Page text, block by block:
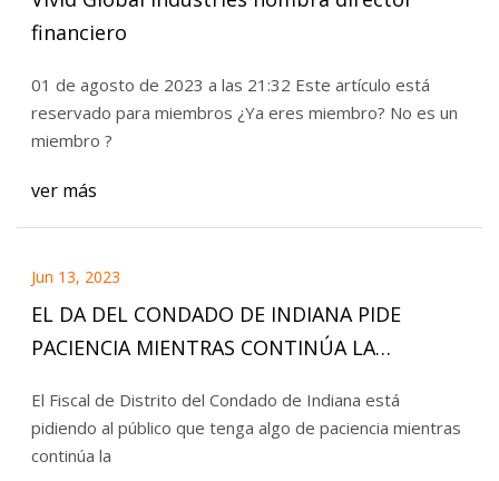
financiero
01 de agosto de 2023 a las 21:32 Este artículo está
reservado para miembros ¿Ya eres miembro? No es un
miembro ?
ver más
Jun 13, 2023
EL DA DEL CONDADO DE INDIANA PIDE
PACIENCIA MIENTRAS CONTINÚA LA
El Fiscal de Distrito del Condado de Indiana está
pidiendo al público que tenga algo de paciencia mientras
continúa la